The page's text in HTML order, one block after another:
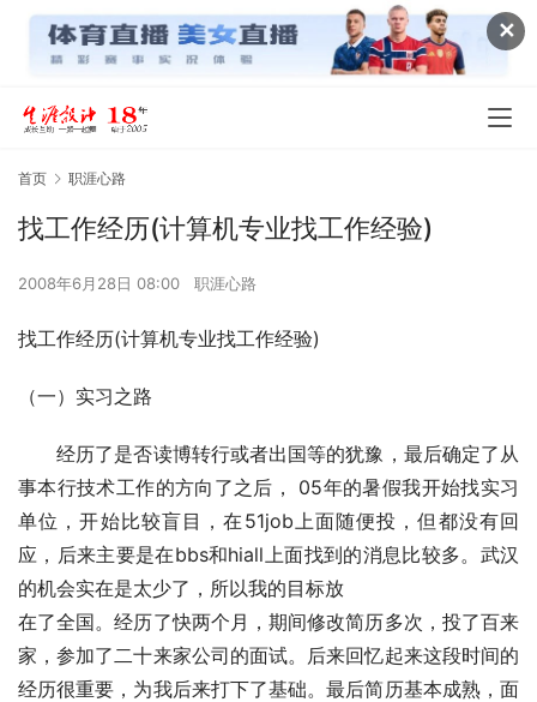
✕
首页 职涯心路
找工作经历(计算机专业找工作经验)
2008年6月28日 08:00 职涯心路
找工作经历(计算机专业找工作经验)
（一）实习之路
经历了是否读博转行或者出国等的犹豫，最后确定了从
事本行技术工作的方向了之后， 05年的暑假我开始找实习
单位，开始比较盲目，在51job上面随便投，但都没有回
应，后来主要是在bbs和hiall上面找到的消息比较多。武汉
的机会实在是太少了，所以我的目标放
在了全国。经历了快两个月，期间修改简历多次，投了百来
家，参加了二十来家公司的面试。后来回忆起来这段时间的
经历很重要，为我后来打下了基础。最后简历基本成熟，面